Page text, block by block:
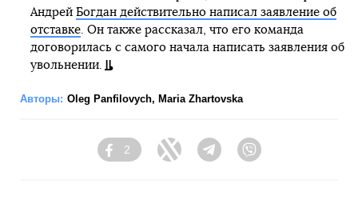
Андрей Богдан действительно написал заявление об
отставке. Он также рассказал, что его команда
договорилась с самого начала написать заявления об
увольнении.
Авторы: Oleg Panfilovych, Maria Zhartovska
Facebook
2
Twitter TelegramViber